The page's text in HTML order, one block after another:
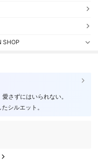
SHOP
さずにはいられない。
シルエット。
ー